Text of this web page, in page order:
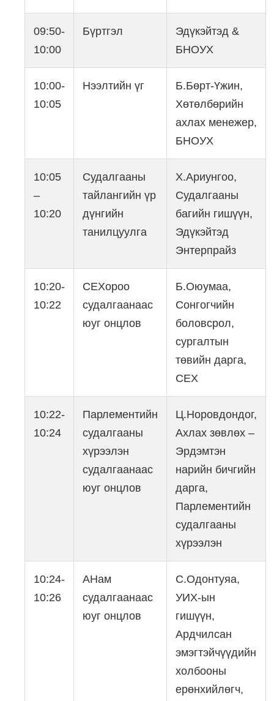
09:50-
10:00
Бүртгэл
Эдүкэйтэд &
БНОУХ
10:00-
10:05
Нээлтийн үг
Б.Бөрт-Үжин,
Хөтөлбөрийн
ахлах менежер,
БНОУХ
10:05
–
10:20
Судалгааны
тайлангийн үр
дүнгийн
танилцуулга
Х.Ариунгоо,
Судалгааны
багийн гишүүн,
Эдүкэйтэд
Энтерпрайз
10:20-
10:22
СЕХороо
судалгаанаас
юуг онцлов
Б.Оюумаа,
Сонгогчийн
боловсрол,
сургалтын
төвийн дарга,
СЕХ
10:22-
10:24
Парлементийн
судалгааны
хүрээлэн
судалгаанаас
юуг онцлов
Ц.Норовдондог,
Ахлах зөвлөх –
Эрдэмтэн
нарийн бичгийн
дарга,
Парлементийн
судалгааны
хүрээлэн
10:24-
10:26
АНам
судалгаанаас
юуг онцлов
С.Одонтуяа,
УИХ-ын
гишүүн,
Ардчилсан
эмэгтэйчүүдийн
холбооны
eрөнхийлөгч,